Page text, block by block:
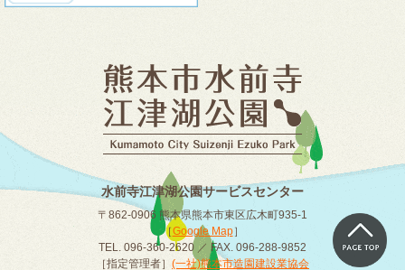
水前寺江津湖公園サービスセンター
〒862-0906 熊本県熊本市東区広木町935-1
［Google Map］
TEL. 096-360-2620 ／ FAX. 096-288-9852
［指定管理者］ (一社)熊本市造園建設業協会